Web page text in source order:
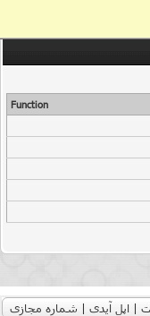
Function
| اپل آیدی | شماره مجازی